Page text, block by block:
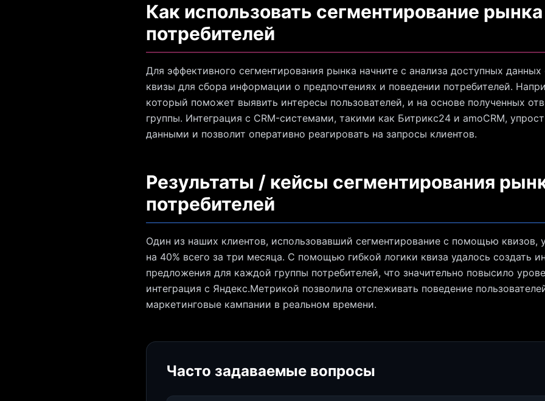
Как использовать сегментирование
потребителей
Для эффективного сегментирования рынка начните с анализа доступных данных
квизы для сбора информации о предпочтениях и поведении потребителей.
который поможет выявить интересы пользователей, и на основе полученных
группы. Интеграция с CRM-системами, такими как Битрикс24 и amoCRM,
данными и позволит оперативно реагировать на запросы клиентов.
Результаты / кейсы сегментирования
потребителей
Один из наших клиентов, использовавший сегментирование с помощью квизов,
на 40% всего за три месяца. С помощью гибкой логики квиза удалось создать
предложения для каждой группы потребителей, что значительно повысило
интеграция с Яндекс.Метрикой позволила отслеживать поведение
маркетинговые кампании в реальном времени.
Часто задаваемые вопросы